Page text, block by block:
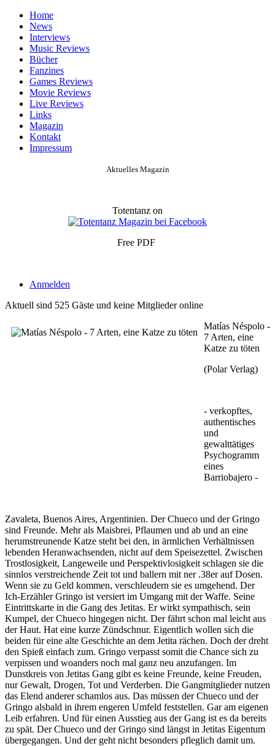
Home
News
Interviews
Music Reviews
Bücher
Fanzines
Games Reviews
Movie Reviews
Live Reviews
Links
Magazin
Kontakt
Impressum
Aktuelles Magazin
Totentanz on
Free PDF
Anmelden
Aktuell sind 525 Gäste und keine Mitglieder online
Matías Néspolo -
7 Arten, eine
Katze zu töten
(Polar Verlag)
- verkopftes,
authentisches
und
gewalttätiges
Psychogramm
eines
Barriobajero -
Zavaleta, Buenos Aires, Argentinien. Der Chueco und der Gringo
sind Freunde. Mehr als Maisbrei, Pflaumen und ab und an eine
herumstreunende Katze steht bei den, in ärmlichen Verhältnissen
lebenden Heranwachsenden, nicht auf dem Speisezettel. Zwischen
Trostlosigkeit, Langeweile und Perspektivlosigkeit schlagen sie die
sinnlos verstreichende Zeit tot und ballern mit ner .38er auf Dosen.
Wenn sie zu Geld kommen, verschleudern sie es umgehend. Der
Ich-Erzähler Gringo ist versiert im Umgang mit der Waffe. Seine
Eintrittskarte in die Gang des Jetitas. Er wirkt sympathisch, sein
Kumpel, der Chueco hingegen nicht. Der fährt schon mal leicht aus
der Haut. Hat eine kurze Zündschnur. Eigentlich wollen sich die
beiden für eine alte Geschichte an dem Jetita rächen. Doch der dreht
den Spieß einfach zum. Gringo verpasst somit die Chance sich zu
verpissen und woanders noch mal ganz neu anzufangen. Im
Dunstkreis von Jetitas Gang gibt es keine Freunde, keine Freuden,
nur Gewalt, Drogen, Tot und Verderben. Die Gangmitglieder nutzen
das Elend anderer schamlos aus. Das müssen der Chueco und der
Gringo alsbald in ihrem engeren Umfeld feststellen. Gar am eigenen
Leib erfahren. Und für einen Ausstieg aus der Gang ist es da bereits
zu spät. Der Chueco und der Gringo sind längst in Jetitas Eigentum
übergegangen. Und der geht nicht besonders pfleglich damit um.